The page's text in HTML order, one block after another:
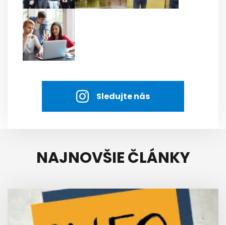
Sledujte nás
NAJNOVŠIE ČLÁNKY